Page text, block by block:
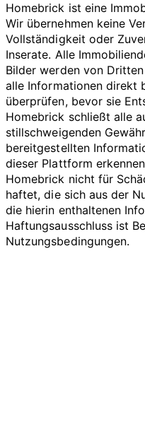
Homebrick ist eine
Wir übernehmen keine
Vollständigkeit oder
Inserate. Alle
Bilder werden von
alle Informationen direkt
überprüfen, bevor sie
Homebrick schließt alle
stillschweigenden
bereitgestellten
dieser Plattform
Homebrick nicht für
haftet, die sich aus der
die hierin enthaltenen
Haftungsausschluss ist
Nutzungsbedingungen.